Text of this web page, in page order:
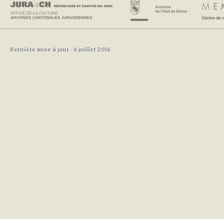
Dernière mise à jour : 4 juillet 2016